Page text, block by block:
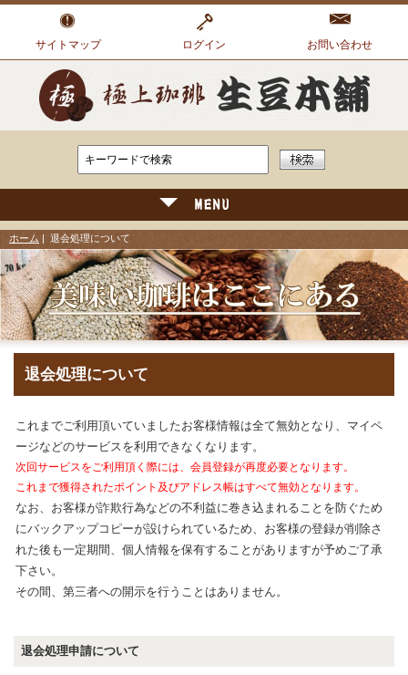
サイトマップ ログイン お問い合わせ
ホーム | 退会処理について
退会処理について
これまでご利用頂いていましたお客様情報は全て無効となり、マイペ
ージなどのサービスを利用できなくなります。
次回サービスをご利用頂く際には、会員登録が再度必要となります。
これまで獲得されたポイント及びアドレス帳はすべて無効となります。
なお、お客様が詐欺行為などの不利益に巻き込まれることを防ぐため
にバックアップコピーが設けられているため、お客様の登録が削除さ
れた後も一定期間、個人情報を保有することがありますが予めご了承
下さい。
その間、第三者への開示を行うことはありません。
退会処理申請について